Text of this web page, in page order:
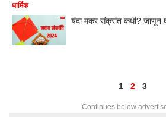
धार्मिक
यंदा मकर संक्रांत कधी? जाणून
1 2 3
Continues below